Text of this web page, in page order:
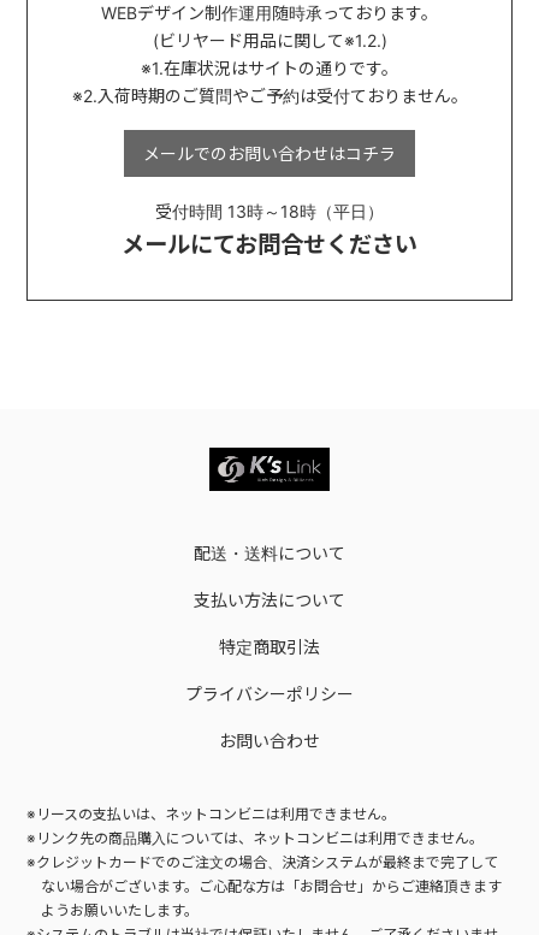
WEBデザイン制作運用随時承っております。
(ビリヤード用品に関して※1.2.)
※1.在庫状況はサイトの通りです。
※2.入荷時期のご質問やご予約は受付ておりません。
メールでのお問い合わせはコチラ
受付時間 13時～18時（平日）
メールにてお問合せください
配送・送料について
支払い方法について
特定商取引法
プライバシーポリシー
お問い合わせ
※リースの支払いは、ネットコンビニは利用できません。
※リンク先の商品購入については、ネットコンビニは利用できません。
※クレジットカードでのご注文の場合、決済システムが最終まで完了して
ない場合がございます。
ご心配な方は「お問合せ」からご連絡頂きます
ようお願いいたします。